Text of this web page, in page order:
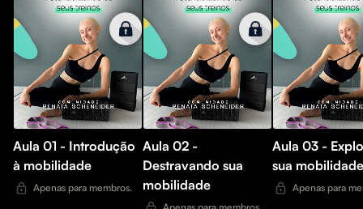
Aula 01 - Introdução
à mobilidade
Apenas para membros.
Aula 02 -
Destravando sua
mobilidade
Aula 03 -
sua mobilidade
Apenas para